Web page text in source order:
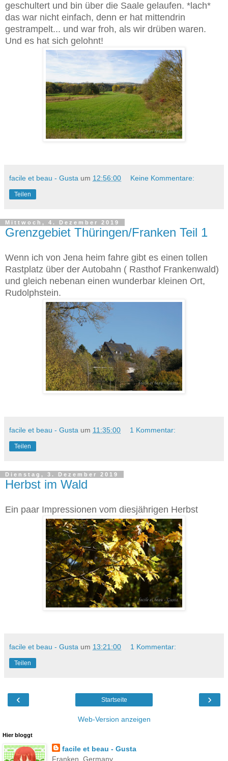
geschultert und bin über die Saale gelaufen. *lach*
das war nicht einfach, denn er hat mittendrin
gestrampelt... und war froh, als wir drüben waren.
Und es hat sich gelohnt!
facile et beau - Gusta um 12:56:00 Keine Kommentare:
Teilen
Mittwoch, 4. Dezember 2019
Grenzgebiet Thüringen/Franken Teil 1
Wenn ich von Jena heim fahre gibt es einen tollen
Rastplatz über der Autobahn ( Rasthof Frankenwald)
und gleich nebenan einen wunderbar kleinen Ort,
Rudolphstein.
facile et beau - Gusta um 11:35:00 1 Kommentar:
Teilen
Dienstag, 3. Dezember 2019
Herbst im Wald
Ein paar Impressionen vom diesjährigen Herbst
facile et beau - Gusta um 13:21:00 1 Kommentar:
Teilen
‹ ›
Startseite
Web-Version anzeigen
Hier bloggt
facile et beau - Gusta
Franken, Germany